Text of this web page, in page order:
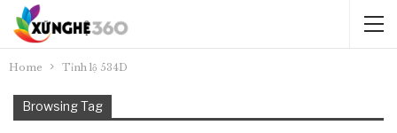
Home Tỉnh lộ 534D
Browsing Tag